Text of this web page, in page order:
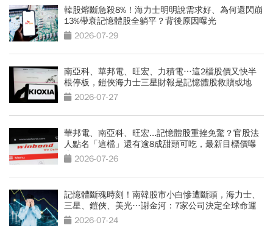
韓股熔斷急殺8%！海力士明明說需求好、為何還閃崩
13%帶衰記憶體股全躺平？背後原因曝光
2026-07-29
南亞科、華邦電、旺宏、力積電…這2檔股價又快半
根停板，鎧俠海力士三星財報是記憶體股救贖或地
獄？2026-07-27
華邦電、南亞科、旺宏...記憶體股重挫免驚？官股法
人點名「這檔」還有逾8成甜頭可吃，最新目標價曝
光 2026-07-26
記憶體斷魂時刻！南韓股市小白慘遭斷頭，海力士、
三星、鎧俠、美光…謝金河：7家公司決定全球命運
2026-07-24